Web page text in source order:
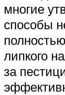
многие
способы
липкого
за